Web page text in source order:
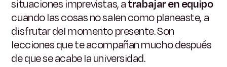
situaciones imprevistas, atrabajar en equipo
cuando las cosas no salen como planeaste, a
disfrutar del momento presente. Son
lecciones que te acompañan mucho después
de que se acabe la universidad.